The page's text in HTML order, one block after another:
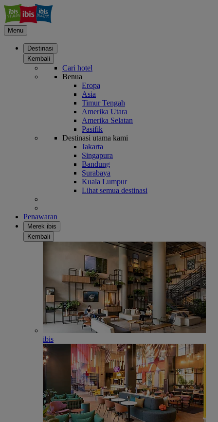
Menu
Destinasi
Kembali
Cari hotel
Benua
Eropa
Asia
Timur Tengah
Amerika Utara
Amerika Selatan
Pasifik
Destinasi utama kami
Jakarta
Singapura
Bandung
Surabaya
Kuala Lumpur
Lihat semua destinasi
Penawaran
Merek ibis
Kembali
ibis